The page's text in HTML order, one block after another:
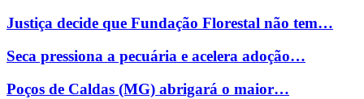
Justiça decide que Fundação Florestal não tem…
Seca pressiona a pecuária e acelera adoção…
Poços de Caldas (MG) abrigará o maior…